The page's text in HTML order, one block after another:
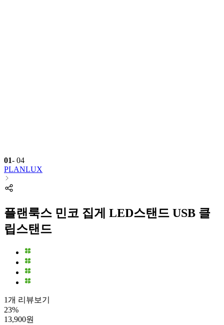
01- 04
PLANLUX
플랜룩스 민코 집게 LED스탠드 USB 클
립스탠드
1개 리뷰보기
23%
13,900원